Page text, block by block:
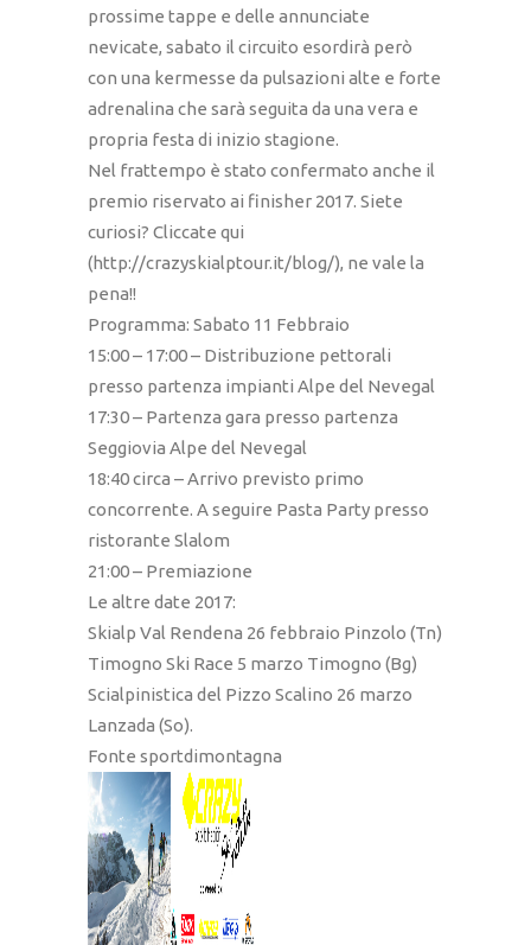
prossime tappe e delle annunciate
nevicate, sabato il circuito esordirà però
con una kermesse da pulsazioni alte e forte
adrenalina che sarà seguita da una vera e
propria festa di inizio stagione.
Nel frattempo è stato confermato anche il
premio riservato ai finisher 2017. Siete
curiosi? Cliccate qui
(http://crazyskialptour.it/blog/), ne vale la
pena!!
Programma: Sabato 11 Febbraio
15:00 – 17:00 – Distribuzione pettorali
presso partenza impianti Alpe del Nevegal
17:30 – Partenza gara presso partenza
Seggiovia Alpe del Nevegal
18:40 circa – Arrivo previsto primo
concorrente. A seguire Pasta Party presso
ristorante Slalom
21:00 – Premiazione
Le altre date 2017:
Skialp Val Rendena 26 febbraio Pinzolo (Tn)
Timogno Ski Race 5 marzo Timogno (Bg)
Scialpinistica del Pizzo Scalino 26 marzo
Lanzada (So).
Fonte sportdimontagna